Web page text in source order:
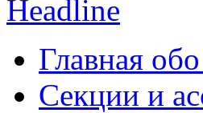
Главная
Секции и